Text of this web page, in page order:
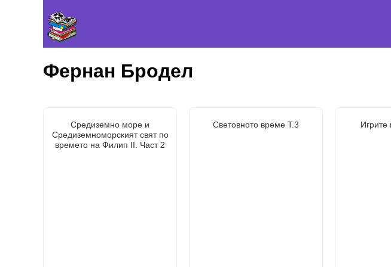
Фернан Бродел
Средиземно море и
Средиземноморският свят по
времето на Филип II. Част 2
Световното време Т.3 Игрите